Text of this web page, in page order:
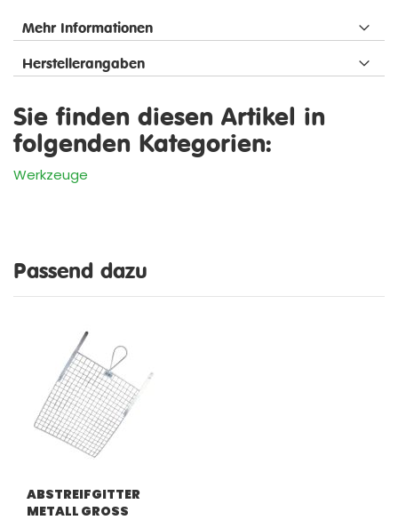
Mehr Informationen
Herstellerangaben
Sie finden diesen Artikel in
folgenden Kategorien:
Werkzeuge
Passend dazu
ABSTREIFGITTER
METALL GROSS